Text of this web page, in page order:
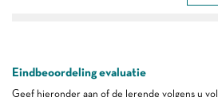
Eindbeoordeling evaluatie
Geef hieronder aan of de lerende volgens u